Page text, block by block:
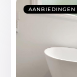
AANBIEDINGEN